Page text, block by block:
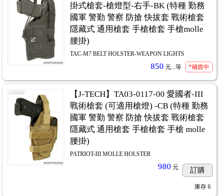
掛式槍套-槍燈型-右手-BK (特種 勤務
國軍 警勤 警察 防搶 快拔套 戰術槍套
隱藏式 通用槍套 手槍槍套 手槍molle
腰掛)
TAC-M7 BELT HOLSTER-WEAPON LIGHTS
850 元... 等 *補貨中
【J-TECH】TA03-0117-00 愛國者-III
戰術槍套 (可適用槍燈) -CB (特種 勤務
國軍 警勤 警察 防搶 快拔套 戰術槍套
隱藏式 通用槍套 手槍槍套 手槍 molle
腰掛)
PATRIOT-III MOLLE HOLSTER
980 元 訂購
庫存 6